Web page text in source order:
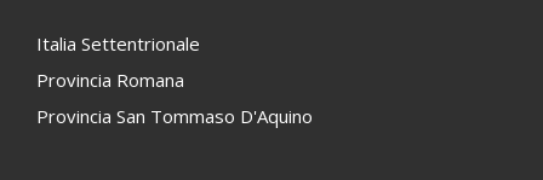
Italia Settentrionale
Provincia Romana
Provincia San Tommaso D'Aquino